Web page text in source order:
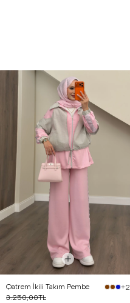
Qatrem İkili Takım Pembe
+2
3.250,00TL